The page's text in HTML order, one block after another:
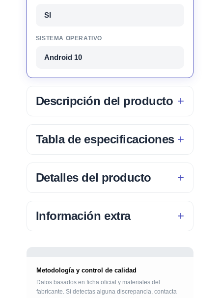
SI
SISTEMA OPERATIVO
Android 10
Descripción del producto
Tabla de especificaciones
Detalles del producto
Información extra
Metodología y control de calidad
Datos basados en ficha oficial y materiales del
fabricante. Si detectas alguna discrepancia, contacta